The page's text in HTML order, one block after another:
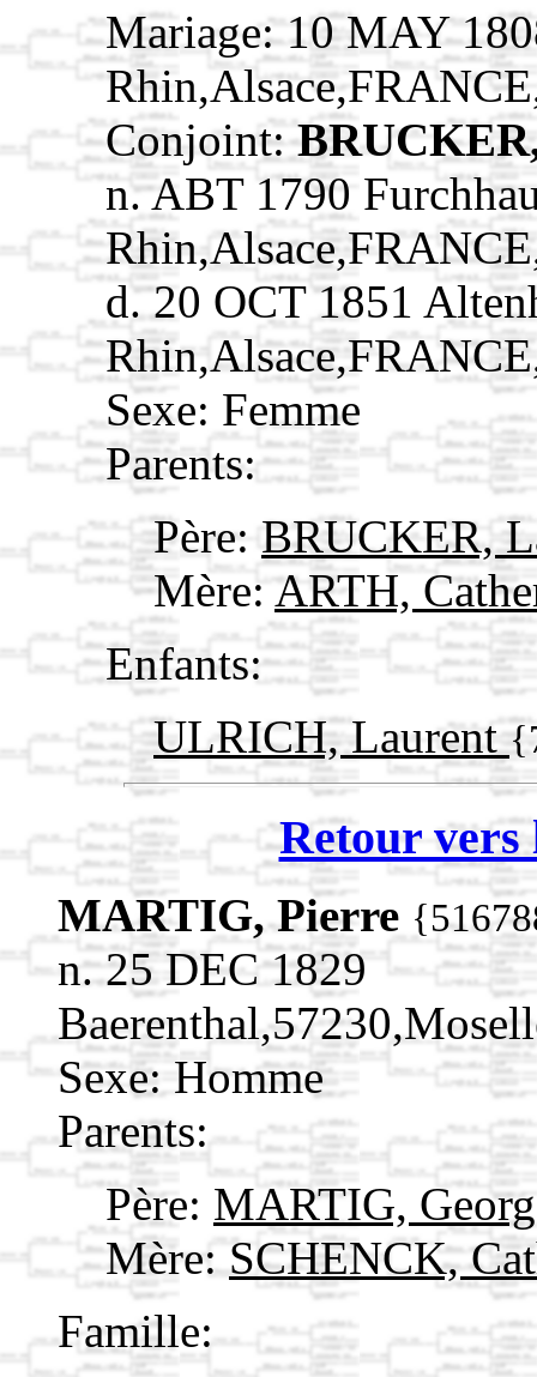
Mariage: 10 MAY
Conjoint:
n. ABT 1790
d. 20 OCT 1851
Sexe: Femme
Parents:
Père: BRUCKER,
Mère: ARTH,
Enfants:
ULRICH, Laurent
Retour vers
MARTIG, Pierre
n. 25 DEC 1829
Sexe: Homme
Parents:
Père: MARTIG,
Mère:SCHENCK,
Famille: